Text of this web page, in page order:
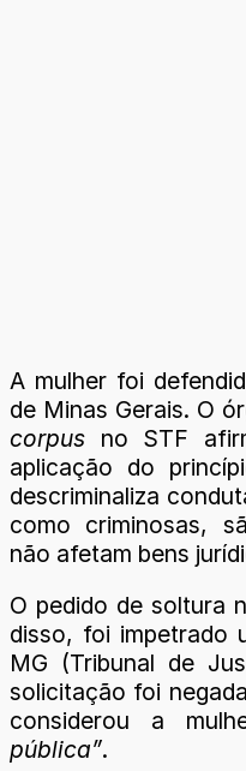
A mulher foi
de Minas Gerais. O
corpus no STF
aplicação do
descriminaliza
como criminosas,
não afetam bens
O pedido de soltura
disso, foi impetrado
MG (Tribunal de
solicitação foi
considerou a
pública”.